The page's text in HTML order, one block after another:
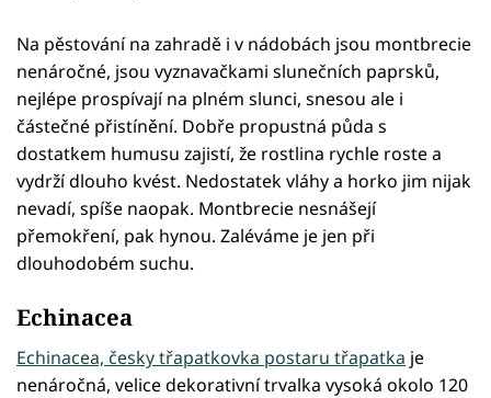
Na pěstování na zahradě i v nádobách jsou montbrecie
nenáročné, jsou vyznavačkami slunečních paprsků,
nejlépe prospívají na plném slunci, snesou ale i
částečné přistínění. Dobře propustná půda s
dostatkem humusu zajistí, že rostlina rychle roste a
vydrží dlouho kvést. Nedostatek vláhy a horko jim nijak
nevadí, spíše naopak. Montbrecie nesnášejí
přemokření, pak hynou. Zaléváme je jen při
dlouhodobém suchu.
Echinacea
Echinacea, česky třapatkovka postaru třapatka je
nenáročná, velice dekorativní trvalka vysoká okolo 120